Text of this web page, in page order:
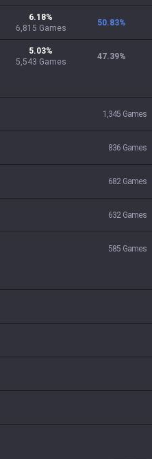
6.18%
6,815 Games
50.83%
5.03%
5,543 Games
47.39%
1,345 Games
836 Games
682 Games
632 Games
585 Games